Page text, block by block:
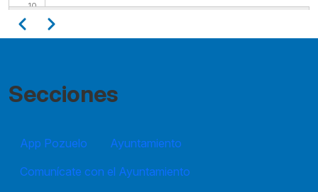
10
11
14
15
Paginación
AnteriorSiguiente
Secciones
App Pozuelo
Ayuntamiento
Comunícate con el Ayuntamiento